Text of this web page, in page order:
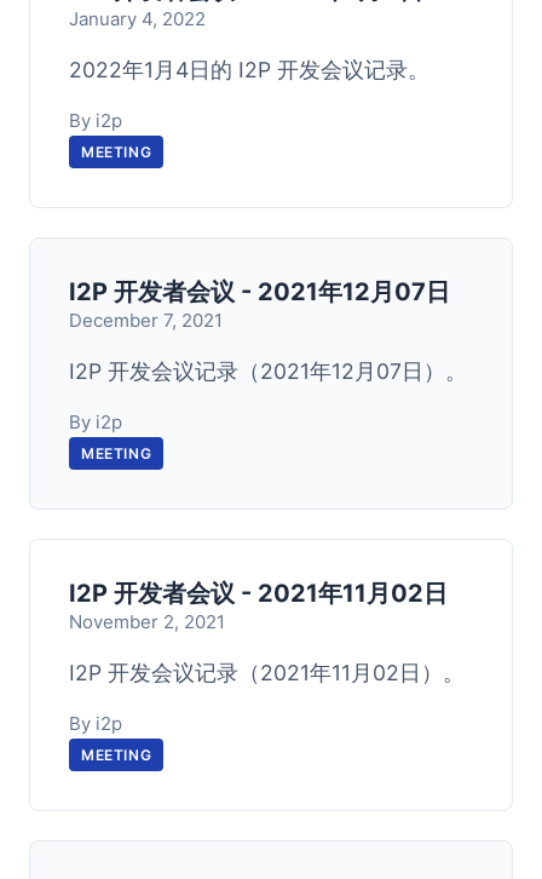
January 4, 2022
2022年1月4日的 I2P 开发会议记录。
By i2p
MEETING
I2P 开发者会议 - 2021年12月07日
December 7, 2021
I2P 开发会议记录（2021年12月07日）。
By i2p
MEETING
I2P 开发者会议 - 2021年11月02日
November 2, 2021
I2P 开发会议记录（2021年11月02日）。
By i2p
MEETING